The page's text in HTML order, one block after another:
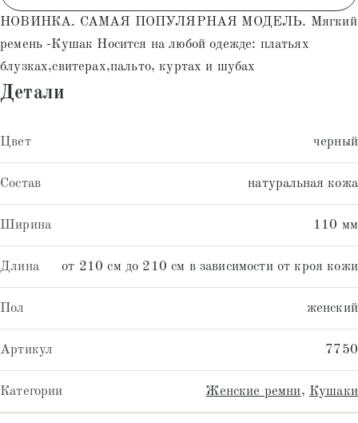
НОВИНКА. САМАЯ ПОПУЛЯРНАЯ МОДЕЛЬ. Мягкий
ремень -Кушак Носится на любой одежде: платьях
блузках,свитерах,пальто, куртах и шубах
Детали
Цвет черный
Состав натуральная кожа
Ширина 110 мм
Длина от 210 см до 210 см в зависимости от кроя кожи
Пол женский
Артикул 7750
Категории Женские ремни, Кушаки